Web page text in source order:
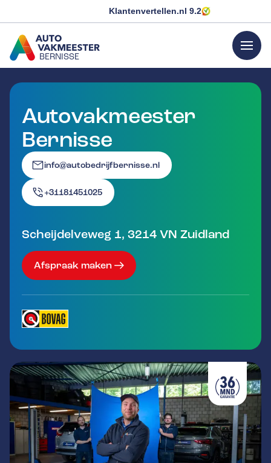
Klantenvertellen.nl 9.2
BERNISSE
GA NAAR DE HOMEPAGINA
menu
Autovakmeester
Bernisse
info@autobedrijfbernisse.nl
+31181451025
Scheijdelveweg 1, 3214 VN Zuidland
Afspraak maken